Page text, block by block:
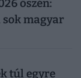
őszén:
sok magyar
túl egyre